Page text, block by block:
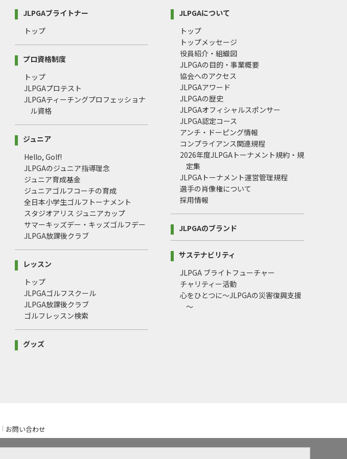
JLPGAブライトナー
トップ
プロ資格制度
トップ
JLPGAプロテスト
JLPGAティーチングプロフェッショナ
ル資格
ジュニア
Hello, Golf!
JLPGAのジュニア指導理念
ジュニア育成基金
ジュニアゴルフコーチの育成
全日本小学生ゴルフトーナメント
スタジオアリス ジュニアカップ
サマーキッズデー・キッズゴルフデー
JLPGA放課後クラブ
レッスン
トップ
JLPGAゴルフスクール
JLPGA放課後クラブ
ゴルフレッスン検索
グッズ
JLPGAについて
トップ
トップメッセージ
役員紹介・組織図
JLPGAの目的・事業概要
協会へのアクセス
JLPGAアワード
JLPGAの歴史
JLPGAオフィシャルスポンサー
JLPGA認定コース
アンチ・ドーピング情報
コンプライアンス関連規程
2026年度JLPGAトーナメント規約・規
定集
JLPGAトーナメント運営管理規程
選手の肖像権について
採用情報
JLPGAのブランド
サステナビリティ
JLPGA ブライトフューチャー
チャリティー活動
心をひとつに～JLPGAの災害復興支援
～
お問い合わせ